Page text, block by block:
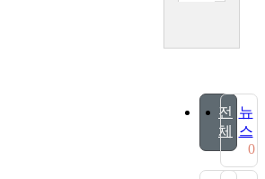
전
체
뉴
스
0